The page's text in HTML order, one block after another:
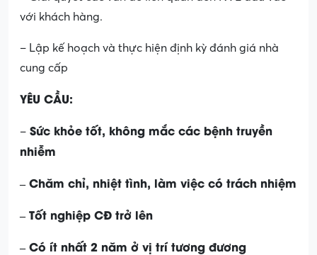
với khách hàng.
– Lập kế hoạch và thực hiện định kỳ đánh giá nhà
cung cấp
YÊU CẦU:
– Sức khỏe tốt, không mắc các bệnh truyền
nhiễm
– Chăm chỉ, nhiệt tình, làm việc có trách nhiệm
– Tốt nghiệp CĐ trở lên
– Có ít nhất 2 năm ở vị trí tương đương